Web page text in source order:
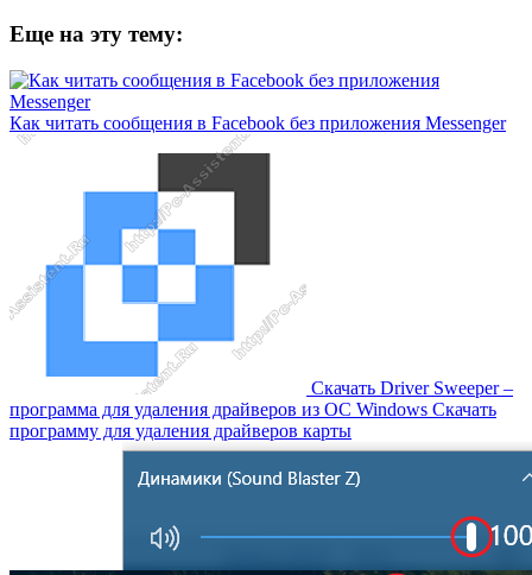
Еще на эту тему:
Как читать сообщения в Facebook без приложения Messenger
Скачать Driver Sweeper –
программа для удаления драйверов из OC Windows Скачать
программу для удаления драйверов карты